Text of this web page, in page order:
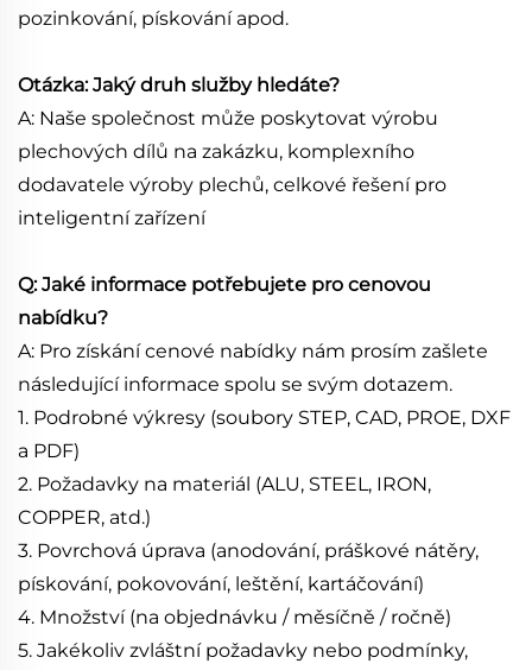
pozinkování, pískování apod.
Otázka: Jaký druh služby hledáte?
A: Naše společnost může poskytovat výrobu
plechových dílů na zakázku, komplexního
dodavatele výroby plechů, celkové řešení pro
inteligentní zařízení
Q: Jaké informace potřebujete pro cenovou
nabídku?
A: Pro získání cenové nabídky nám prosím zašlete
následující informace spolu se svým dotazem.
1. Podrobné výkresy (soubory STEP, CAD, PROE, DXF
a PDF)
2. Požadavky na materiál (ALU, STEEL, IRON,
COPPER, atd.)
3. Povrchová úprava (anodování, práškové nátěry,
pískování, pokovování, leštění, kartáčování)
4. Množství (na objednávku / měsíčně / ročně)
5. Jakékoliv zvláštní požadavky nebo podmínky,